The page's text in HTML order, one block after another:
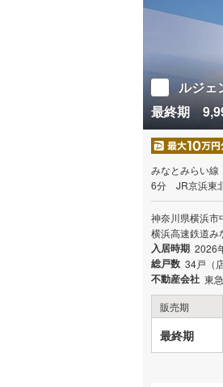
ルジェ
最終期
みなとみらい
6分 JR京浜東北
周辺特定地区内
市営地下鉄ブル
神奈川県横浜市
横浜高速鉄道み
入居時期 2026
総戸数 34戸（
不動産会社 東
販売期
最終期